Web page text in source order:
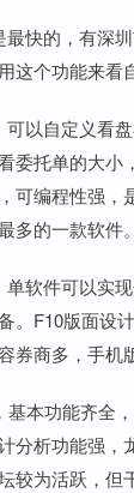
快的，有深
这个功能来看
以自定义看
委托单的大小
可编程性强，
多的一款软件。
软件可以实
。F10版面设
券商多，手机
本功能齐全
分析功能强，
较为活跃，但